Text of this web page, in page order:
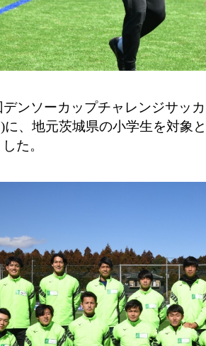
デンソーカップチャレンジサ
)に、地元茨城県の小学生を対象
た。